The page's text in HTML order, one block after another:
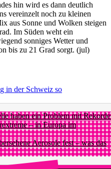
hin wird es dann deutlich
vereinzelt noch zu kleinen
aus Sonne und Wolken steigen
Im Süden weht ein
sonniges Wetter und
bis zu 21 Grad sorgt. (jul)
in der Schweiz so
haben ein Problem mit
– in Europa im
Aerosole fest – was das